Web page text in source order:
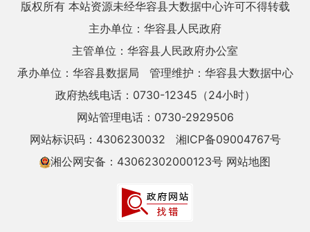
版权所有 本站资源未经华容县大数据中心许可不得转载
主办单位：华容县人民政府
主管单位：华容县人民政府办公室
承办单位：华容县数据局
管理维护：华容县大数据中心
政府热线电话：0730-12345（24小时）
网站管理电话：0730-2929506
网站标识码：4306230032
湘ICP备09004767号
湘公网安备：43062302000123号 网站地图